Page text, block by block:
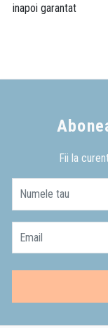
inapoi garantat
Fii la
Numele tau
Email